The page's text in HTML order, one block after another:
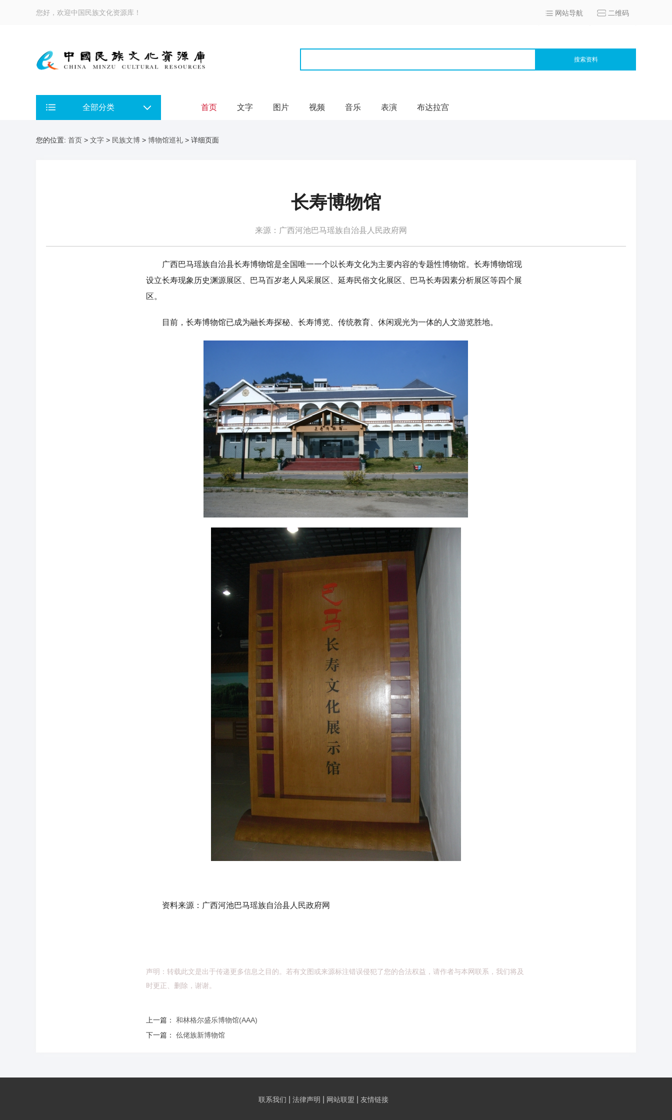
您好，欢迎中国民族文化资源库！ 网站导航 二维码
搜索资料
全部分类 首页 文字 图片 视频 音乐 表演 布达拉宫
您的位置: 首页 > 文字 > 民族文博 > 博物馆巡礼 > 详细页面
长寿博物馆
来源：广西河池巴马瑶族自治县人民政府网
广西巴马瑶族自治县长寿博物馆是全国唯一一个以长寿文化为主要内容的专题性博物馆。长寿博物馆现
设立长寿现象历史渊源展区、巴马百岁老人风采展区、延寿民俗文化展区、巴马长寿因素分析展区等四个展
区。
目前，长寿博物馆已成为融长寿探秘、长寿博览、传统教育、休闲观光为一体的人文游览胜地。
资料来源：广西河池巴马瑶族自治县人民政府网
声明：转载此文是出于传递更多信息之目的。若有文图或来源标注错误侵犯了您的合法权益，请作者与本网联系，我们将及
时更正、删除，谢谢。
上一篇： 和林格尔盛乐博物馆(AAA)
下一篇： 仫佬族新博物馆
联系我们 法律声明 网站联盟 友情链接